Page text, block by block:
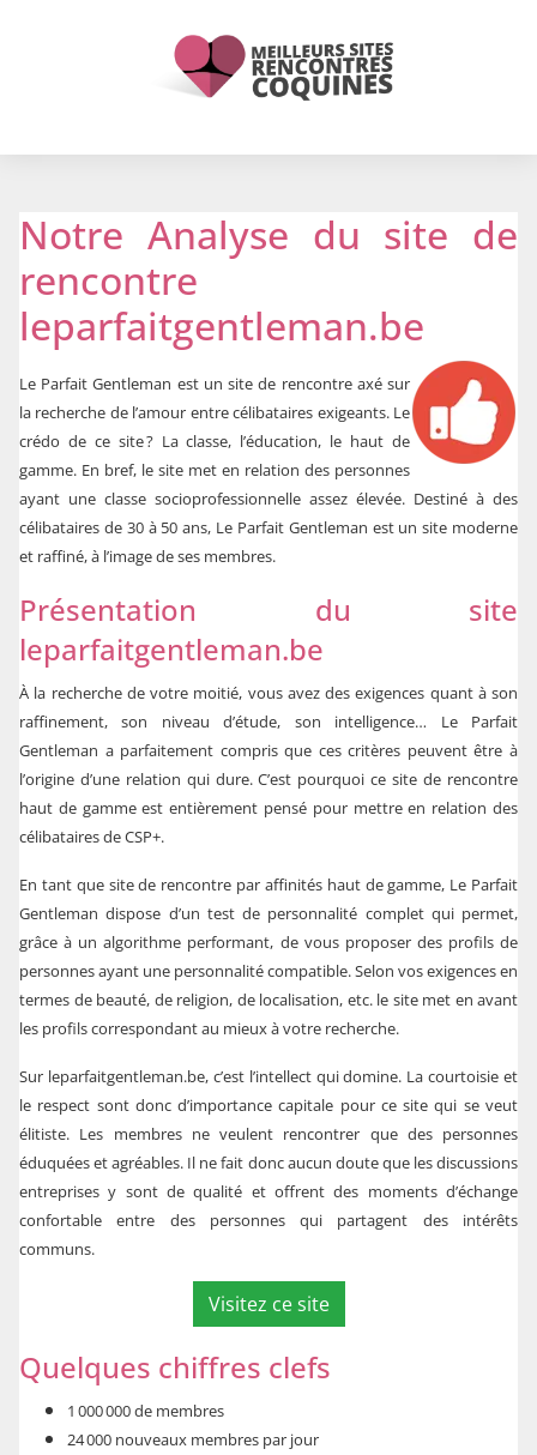
Notre Analyse du site de
rencontre
leparfaitgentleman.be
Le Parfait Gentleman est un site de rencontre axé sur
la recherche de l’amour entre célibataires exigeants. Le
crédo de ce site ? La classe, l’éducation, le haut de
gamme. En bref, le site met en relation des personnes
ayant une classe socioprofessionnelle assez élevée. Destiné à des
célibataires de 30 à 50 ans, Le Parfait Gentleman est un site moderne
et raffiné, à l’image de ses membres.
Présentation du site
leparfaitgentleman.be
À la recherche de votre moitié, vous avez des exigences quant à son
raffinement, son niveau d’étude, son intelligence… Le Parfait
Gentleman a parfaitement compris que ces critères peuvent être à
l’origine d’une relation qui dure. C’est pourquoi ce site de rencontre
haut de gamme est entièrement pensé pour mettre en relation des
célibataires de CSP+.
En tant que site de rencontre par affinités haut de gamme, Le Parfait
Gentleman dispose d’un test de personnalité complet qui permet,
grâce à un algorithme performant, de vous proposer des profils de
personnes ayant une personnalité compatible. Selon vos exigences en
termes de beauté, de religion, de localisation, etc. le site met en avant
les profils correspondant au mieux à votre recherche.
Sur leparfaitgentleman.be, c’est l’intellect qui domine. La courtoisie et
le respect sont donc d’importance capitale pour ce site qui se veut
élitiste. Les membres ne veulent rencontrer que des personnes
éduquées et agréables. Il ne fait donc aucun doute que les discussions
entreprises y sont de qualité et offrent des moments d’échange
confortable entre des personnes qui partagent des intérêts
communs.
Visitez ce site
Quelques chiffres clefs
1 000 000 de membres
24 000 nouveaux membres par jour